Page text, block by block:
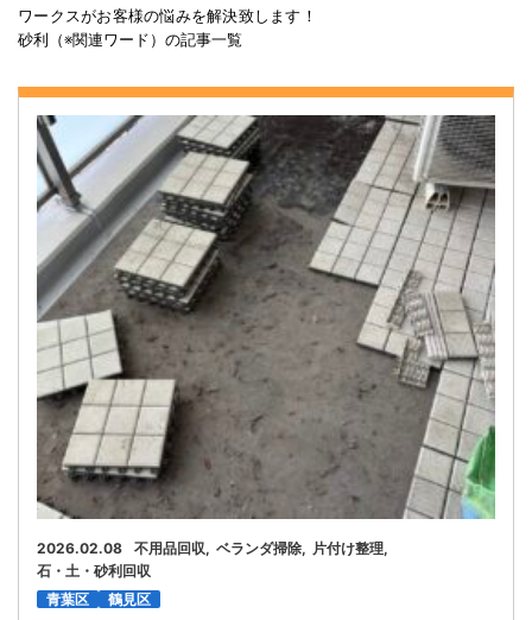
よくある質問
お客様の声
お問い合わせ
会社概要
キャンペーン
WEB割引券プレゼント！
ワークスがお客様の悩みを解決致します！
砂利（※関連ワード）の記事一覧
2026.02.08 不用品回収 ベランダ掃除
片付け整理
石・土・砂利回収
青葉区
鶴見区